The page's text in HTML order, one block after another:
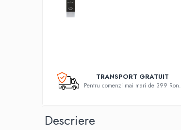
TRANSPORT GRATUIT
Pentru comenzi mai mari de 399 Ron.
Descriere